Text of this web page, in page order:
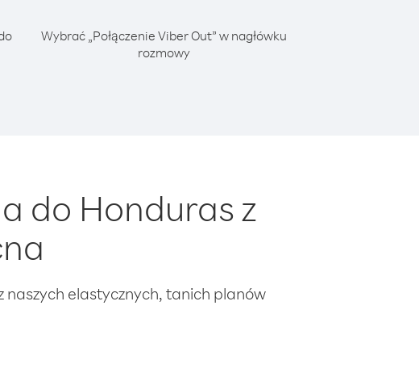
Wybrać „Połączenie Viber Out” w nagłówku
rozmowy
do Honduras z
naszych elastycznych, tanich planów